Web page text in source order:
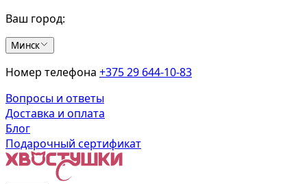
Ваш город:
Минск
Номер телефона +375 29 644-10-83
Вопросы и ответы
Доставка и оплата
Блог
Подарочный сертификат